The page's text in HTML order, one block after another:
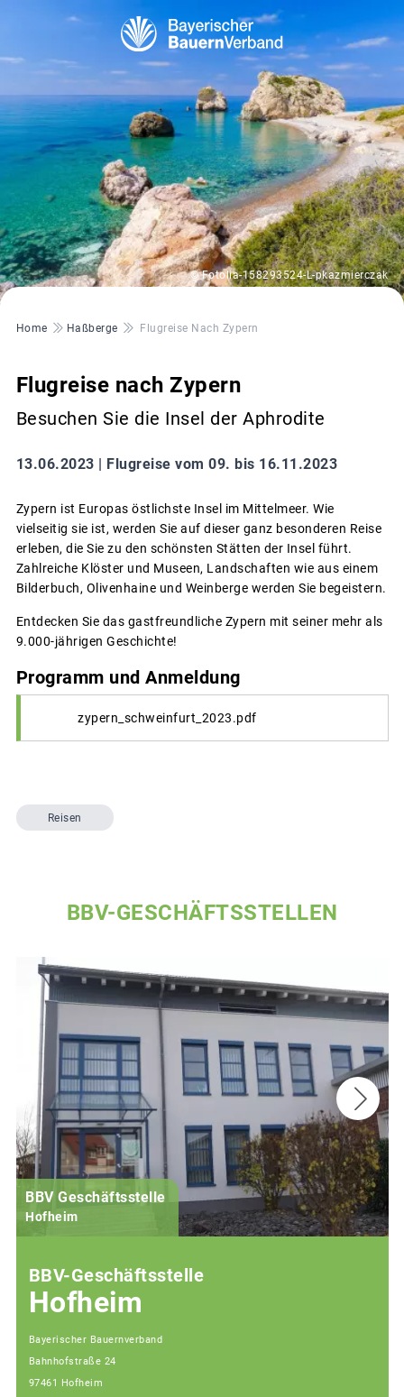
© Fotolia-158293524-L-pkazmierczak
Pfadnavigation
Home Haßberge Flugreise Nach Zypern
Flugreise nach Zypern
Besuchen Sie die Insel der Aphrodite
13.06.2023 | Flugreise vom 09. bis 16.11.2023
Zypern ist Europas östlichste Insel im Mittelmeer. Wie
vielseitig sie ist, werden Sie auf dieser ganz besonderen Reise
erleben, die Sie zu den schönsten Stätten der Insel führt.
Zahlreiche Klöster und Museen, Landschaften wie aus einem
Bilderbuch, Olivenhaine und Weinberge werden Sie begeistern.
Entdecken Sie das gastfreundliche Zypern mit seiner mehr als
9.000-jährigen Geschichte!
Programm und Anmeldung
zypern_schweinfurt_2023.pdf
Reisen
BBV-GESCHÄFTSSTELLEN
BBV Geschäftsstelle
Hofheim
BBV-Geschäftsstelle
Hofheim
Bayerischer Bauernverband
Bahnhofstraße 24
97461 Hofheim